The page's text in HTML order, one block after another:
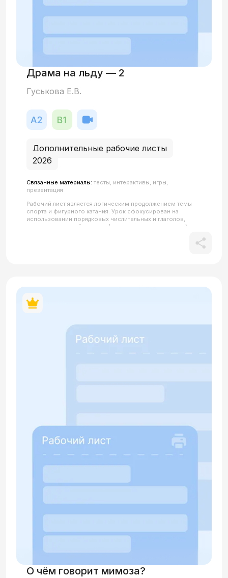
Драма на льду — 2
Гуськова Е.В.
Дополнительные рабочие листы
2026
Связанные материалы: тесты, интерактивы, игры,
презентация
Рабочий лист является логическим продолжением темы
спорта и фигурного катания. Урок сфокусирован на
использовании порядковых числительных и глаголов,
связанных с темой «спорт» (выиграть, проиграть и т.д.).
QR-коды в материале кликабельны.
О чём говорит мимоза?